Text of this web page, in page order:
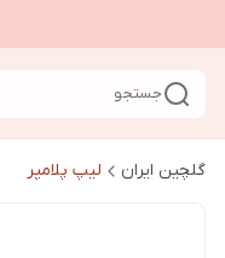
جستجو
گلچین ایران لیپ پلامپر